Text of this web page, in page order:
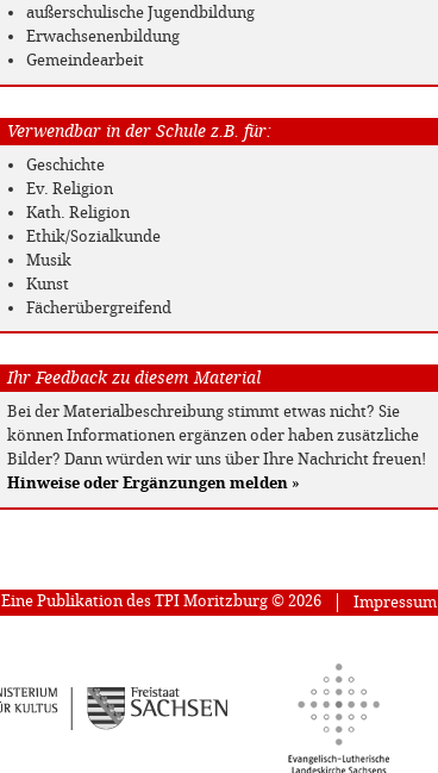
außerschulische Jugendbildung
Erwachsenenbildung
Gemeindearbeit
Verwendbar in der Schule z.B. für:
Geschichte
Ev. Religion
Kath. Religion
Ethik/Sozialkunde
Musik
Kunst
Fächerübergreifend
Ihr Feedback zu diesem Material
Bei der Materialbeschreibung stimmt etwas nicht? Sie
können Informationen ergänzen oder haben zusätzliche
Bilder? Dann würden wir uns über Ihre Nachricht freuen!
Hinweise oder Ergänzungen melden »
Impressum
Eine Publikation des TPI Moritzburg © 2026